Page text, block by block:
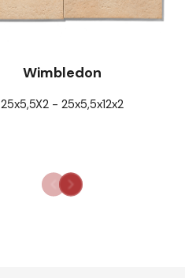
Wimbledon
25x5,5X2 - 25x5,5x12x2